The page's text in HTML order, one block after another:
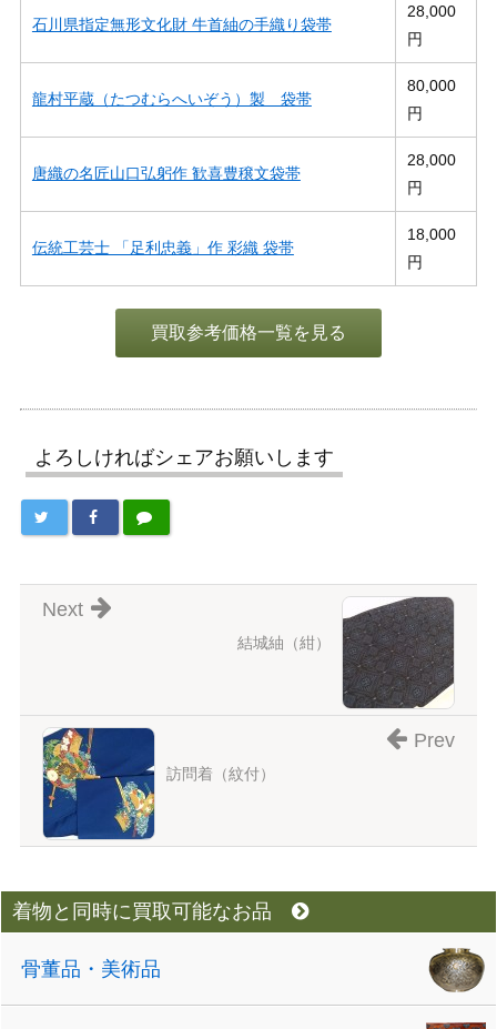
石川県指定無形文化財 牛首紬の手織り袋帯
28,000
円
龍村平蔵（たつむらへいぞう）製 袋帯
80,000
円
唐織の名匠山口弘躬作 歓喜豊穣文袋帯
28,000
円
伝統工芸士 「足利忠義」作 彩織 袋帯
18,000
円
買取参考価格一覧を見る
よろしければシェアお願いします
結城紬（紺）
Next
訪問着（紋付）
Prev
着物と同時に買取可能なお品
骨董品・美術品